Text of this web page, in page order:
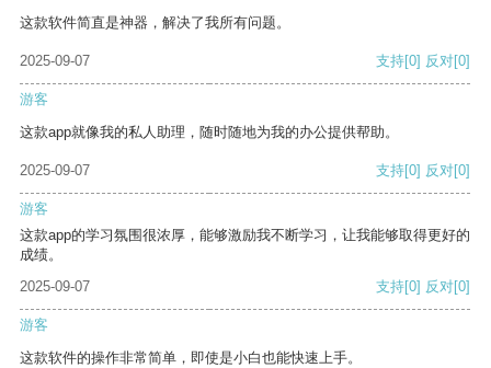
这款软件简直是神器，解决了我所有问题。
2025-09-07 支持[0] 反对[0]
游客
这款app就像我的私人助理，随时随地为我的办公提供帮助。
2025-09-07 支持[0] 反对[0]
游客
这款app的学习氛围很浓厚，能够激励我不断学习，让我能够取得更好的
成绩。
2025-09-07
支持[0] 反对[0]
游客
这款软件的操作非常简单，即使是小白也能快速上手。